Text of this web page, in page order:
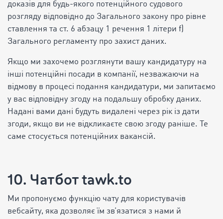
доказів для будь-якого потенційного судового
розгляду відповідно до Загального закону про рівне
ставлення та ст. 6 абзацу 1 речення 1 літери f)
Загального регламенту про захист даних.
Якщо ми захочемо розглянути вашу кандидатуру на
інші потенційні посади в компанії, незважаючи на
відмову в процесі подання кандидатури, ми запитаємо
у вас відповідну згоду на подальшу обробку даних.
Надані вами дані будуть видалені через рік із дати
згоди, якщо ви не відкликаєте свою згоду раніше. Те
саме стосується потенційних вакансій.
10. Чатбот tawk.to
Ми пропонуємо функцію чату для користувачів
вебсайту, яка дозволяє їм зв’язатися з нами й